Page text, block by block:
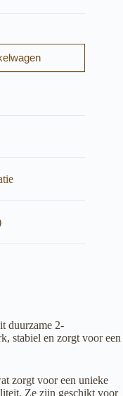
duurzame 2-
stabiel en zorgt voor een
zorgt voor een unieke
Ze zijn geschikt voor